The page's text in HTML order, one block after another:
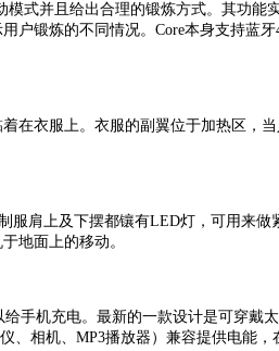
式并且给出合理的锻炼方式。其功能
锻炼的不同情况。Core本身支持蓝
在衣服上。衣服的副翼位于加热区，
肩上及下摆都镶有LED灯，可用来
地面上的移动。
手机充电。最新的一款设计是可穿
相机、MP3播放器）兼容提供电能